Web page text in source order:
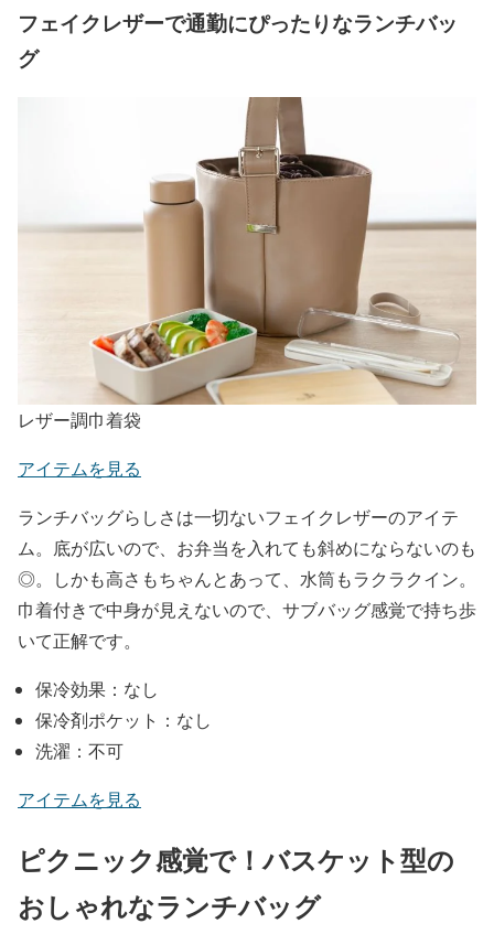
フェイクレザーで通勤にぴったりなランチバッ
グ
レザー調巾着袋
アイテムを見る
ランチバッグらしさは一切ないフェイクレザーのアイテ
ム。底が広いので、お弁当を入れても斜めにならないのも
◎。しかも高さもちゃんとあって、水筒もラクラクイン。
巾着付きで中身が見えないので、サブバッグ感覚で持ち歩
いて正解です。
保冷効果：なし
保冷剤ポケット：なし
洗濯：不可
アイテムを見る
ピクニック感覚で！バスケット型の
おしゃれなランチバッグ